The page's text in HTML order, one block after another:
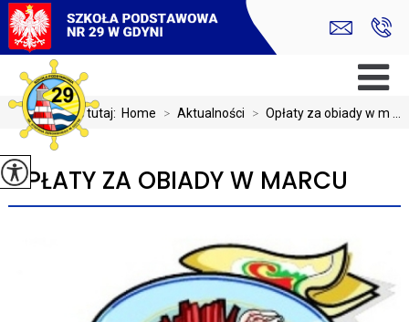
Jesteś tutaj: Home > Aktualności > Opłaty za obiady w m ...
OPŁATY ZA OBIADY W MARCU